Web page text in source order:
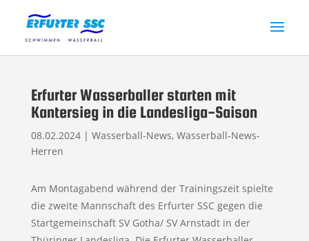
Erfurter Wasserballer starten mit
Kantersieg in die Landesliga-Saison
08.02.2024| Wasserball-News, Wasserball-News-
Herren
Am Montagabend während der Trainingszeit spielte
die zweite Mannschaft des Erfurter SSC gegen die
Startgemeinschaft SV Gotha/ SV Arnstadt in der